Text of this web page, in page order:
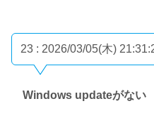
23 : 2026/03/05(木)
Windows updateがない